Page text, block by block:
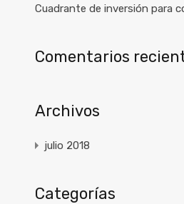
Cuadrante de inversión para
Comentarios
Archivos
julio 2018
Categorías